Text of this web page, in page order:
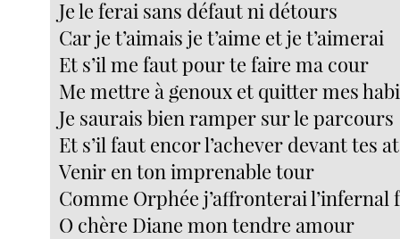
Je le ferai sans défaut ni détours
Car je t’aimais je t’aime et je t’aimerai
Et s’il me faut pour te faire ma cour
Me mettre à genoux et quitter mes
Je saurais bien ramper sur le parcours
Et s’il faut encor l’achever devant tes
Venir en ton imprenable tour
Comme Orphée j’affronterai l’infernal
O chère Diane mon tendre amour